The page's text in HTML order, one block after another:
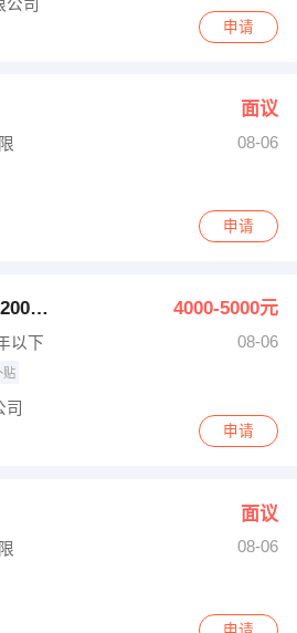
公司
申请
面议
08-06
申请
电话客服，无责底薪3200加奖金 4000-5000元
以下 08-06
贴
申请
面议
08-06